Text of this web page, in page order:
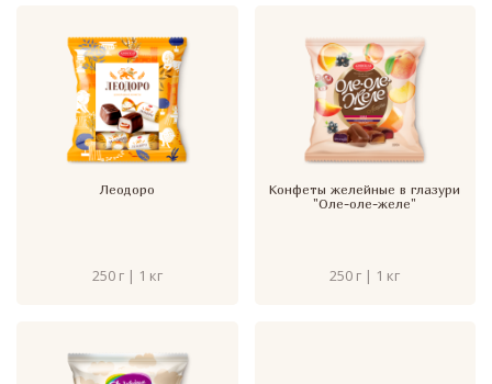
Леодоро
250 г | 1 кг
Конфеты желейные в глазури
"Оле-оле-желе"
250 г | 1 кг